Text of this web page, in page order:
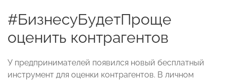
#БизнесуБудетПроще
оценить контрагентов
У предпринимателей появился новый бесплатный
инструмент для оценки контрагентов. В личном